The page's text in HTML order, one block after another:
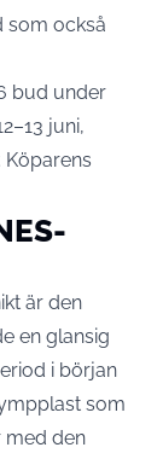
som också
bud under
juni,
Köparens
är den
en glansig
i början
som
med den